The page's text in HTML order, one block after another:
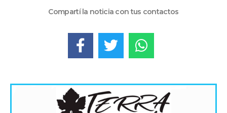
Compartí la noticia con tus contactos